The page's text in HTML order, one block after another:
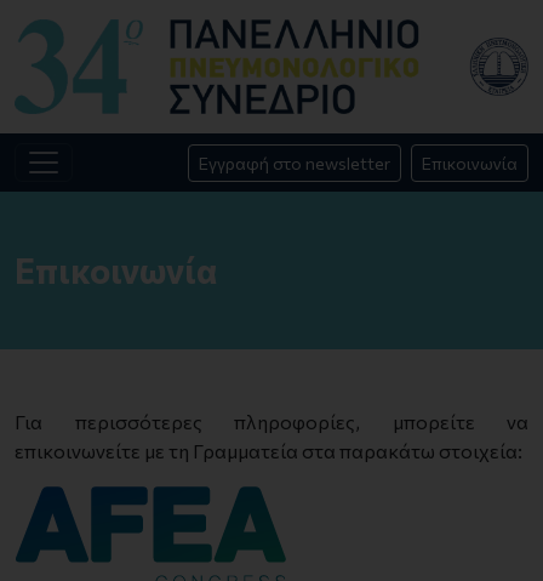
Εγγραφή στο newsletter Επικοινωνία
Επικοινωνία
Για περισσότερες πληροφορίες, μπορείτε να
επικοινωνείτε με τη Γραμματεία στα παρακάτω στοιχεία: